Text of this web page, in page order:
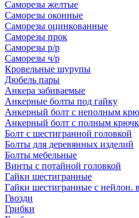
Саморезы желтые
Саморезы оконные
Саморезы оцинкованные
Саморезы прок
Саморезы р/р
Саморезы ч/р
Кровельные шурупы
Дюбель пары
Анкера забиваемые
Анкерные болты под гайку
Анкерный болт с неполным
Анкерный болт с полным
Болт с шестигранной головкой
Болты для деревянных изделий
Болты мебельные
Винты с потайной головкой
Гайки шестигранные
Гайки шестигранные с нейлон.
Гвозди
Грибки